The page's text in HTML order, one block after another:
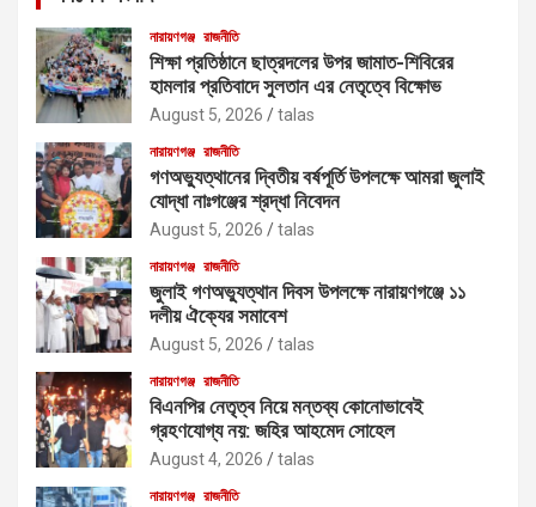
নারায়ণগঞ্জ রাজনীতি
শিক্ষা প্রতিষ্ঠানে ছাত্রদলের উপর জামাত-শিবিরের
হামলার প্রতিবাদে সুলতান এর নেতৃত্বে বিক্ষোভ
August 5, 2026 talas
নারায়ণগঞ্জ রাজনীতি
গণঅভ্যুত্থানের দ্বিতীয় বর্ষপূর্তি উপলক্ষে আমরা জুলাই
যোদ্ধা নাঃগঞ্জের শ্রদ্ধা নিবেদন
August 5, 2026 talas
নারায়ণগঞ্জ রাজনীতি
জুলাই গণঅভ্যুত্থান দিবস উপলক্ষে নারায়ণগঞ্জে ১১
দলীয় ঐক্যের সমাবেশ
August 5, 2026 talas
নারায়ণগঞ্জ রাজনীতি
বিএনপির নেতৃত্ব নিয়ে মন্তব্য কোনোভাবেই
গ্রহণযোগ্য নয়: জহির আহমেদ সোহেল
August 4, 2026 talas
নারায়ণগঞ্জ রাজনীতি